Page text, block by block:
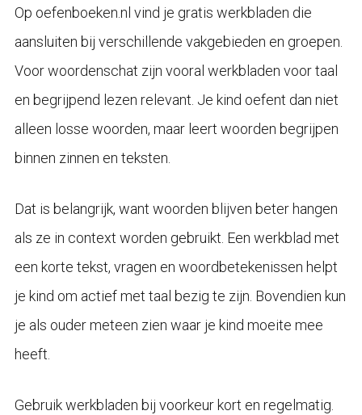
Op oefenboeken.nl vind je gratis werkbladen die
aansluiten bij verschillende vakgebieden en groepen.
Voor woordenschat zijn vooral werkbladen voor taal
en begrijpend lezen relevant. Je kind oefent dan niet
alleen losse woorden, maar leert woorden begrijpen
binnen zinnen en teksten.
Dat is belangrijk, want woorden blijven beter hangen
als ze in context worden gebruikt. Een werkblad met
een korte tekst, vragen en woordbetekenissen helpt
je kind om actief met taal bezig te zijn. Bovendien kun
je als ouder meteen zien waar je kind moeite mee
heeft.
Gebruik werkbladen bij voorkeur kort en regelmatig.